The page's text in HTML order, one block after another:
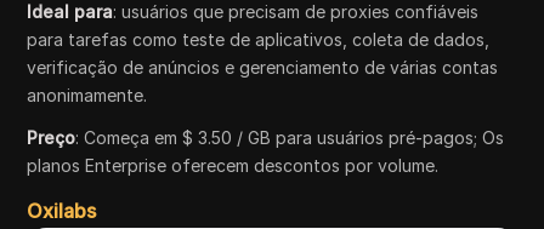
Ideal para: usuários que precisam de proxies confiáveis
para tarefas como teste de aplicativos, coleta de dados,
verificação de anúncios e gerenciamento de várias contas
anonimamente.
Preço: Começa em $ 3.50 / GB para usuários pré-pagos; Os
planos Enterprise oferecem descontos por volume.
Oxilabs